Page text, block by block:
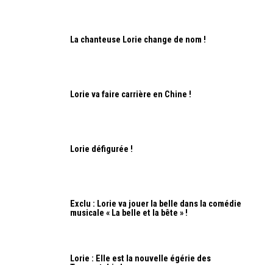
La chanteuse Lorie change de nom !
Lorie va faire carrière en Chine !
Lorie défigurée !
Exclu : Lorie va jouer la belle dans la comédie
musicale « La belle et la bête » !
Lorie : Elle est la nouvelle égérie des